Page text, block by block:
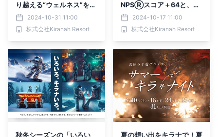
り越える“ウェルネス”をテ
ーマにしたイベントをわん
わんデー・キッズデーで開
催【キラナガーデン豊洲】
2024-10-31 11:00
株式会社Kiranah Resort
NPSⓇスコア＋64と、ユ
ーザーから予想を大きく上
回る高い満足度を獲得
2024-10-17 11:00
株式会社Kiranah Resort
秋冬シーズンの「いろい
夏の想い出をキラナで！夏